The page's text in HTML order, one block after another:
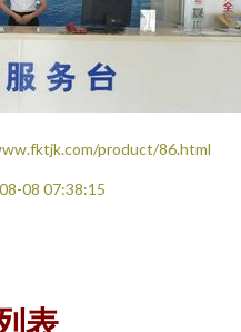
product/86.html
08 07:38:15
表